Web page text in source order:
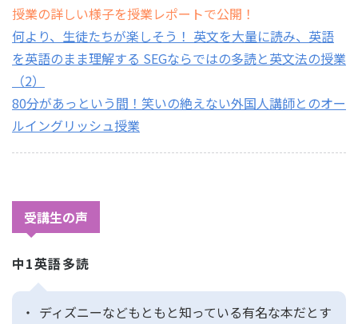
授業の詳しい様子を授業レポートで公開！
何より、生徒たちが楽しそう！ 英文を大量に読み、英語
を英語のまま理解する SEGならではの多読と英文法の授業
（2）
80分があっという間！笑いの絶えない外国人講師とのオー
ルイングリッシュ授業
受講生の声
中1英語多読
ディズニーなどもともと知っている有名な本だとす